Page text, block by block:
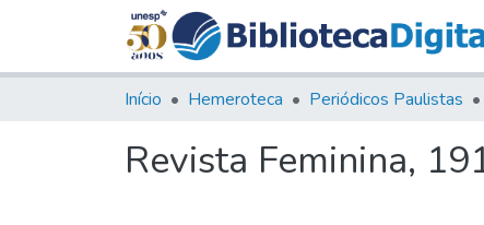
Início Hemeroteca Periódicos Paulistas
Revista Feminina,